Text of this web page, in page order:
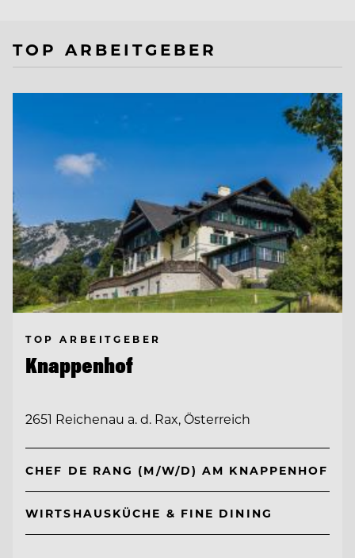
TOP ARBEITGEBER
TOP ARBEITGEBER
Knappenhof
2651 Reichenau a. d. Rax, Österreich
CHEF DE RANG (M/W/D) AM KNAPPENHOF
WIRTSHAUSKÜCHE & FINE DINING